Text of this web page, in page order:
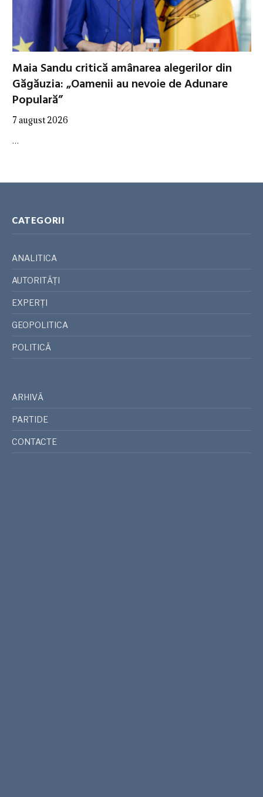
Maia Sandu critică amânarea alegerilor din
Găgăuzia: „Oamenii au nevoie de Adunare
Populară”
7 august 2026
…
CATEGORII
ANALITICA
AUTORITĂȚI
EXPERȚI
GEOPOLITICA
POLITICĂ
ARHIVĂ
PARTIDE
CONTACTE